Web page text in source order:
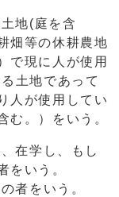
地(庭を含
畑等の休耕農地
で現に人が使用
土地であって
人が使用してい
む。）をいう。
在学し、もし
をいう。
者をいう。